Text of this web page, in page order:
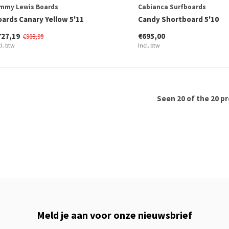
Lewis Boards
Canary Yellow 5'11
€908,99
btw
Cabianca Surfboards
Candy Shortboard 5'10
€695,00
Incl. btw
Seen 20 of the 20
Meld je aan voor onze nieuwsbrief